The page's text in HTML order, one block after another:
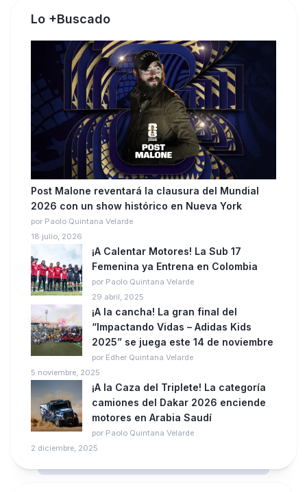
Lo +Buscado
Post Malone reventará la clausura del Mundial
2026 con un show histórico en Nueva York
por Paolo Quintana Velarde
18 julio, 2026
¡A Calentar Motores! La Sub 17
Femenina ya Entrena en Colombia
por Paolo Quintana Velarde
29 abril, 2025
¡A la cancha! La gran final del
“Impactando Vidas – Adidas Kids
2025” se juega este 14 de noviembre
por Edher Quintana Velarde
5 noviembre, 2025
¡A la Caza del Triplete! La categoría
camiones del Dakar 2026 enciende
motores en Arabia Saudí
por Paolo Quintana Velarde
2 diciembre, 2025